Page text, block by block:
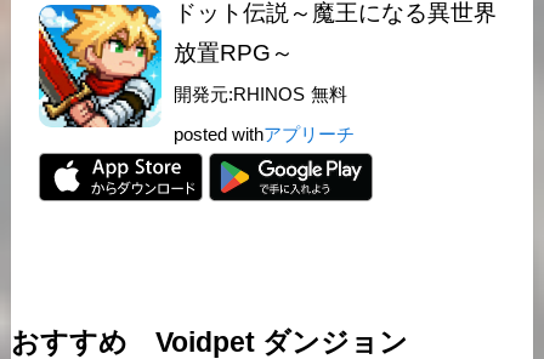
ドット伝説～魔王になる異世界
放置RPG～
開発元:RHINOS 無料
posted withアプリーチ
おすすめ Voidpet ダンジョン